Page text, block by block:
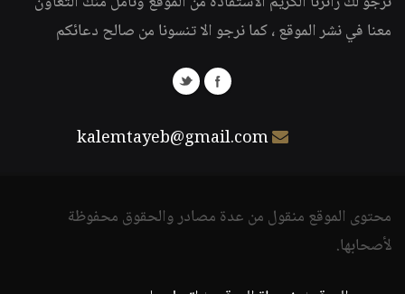
معنا في نشر الموقع ، كما نرجو الا تنسونا من صالح دعائكم
kalemtayeb@gmail.com
محتوى الموقع منقول من عدة مصادر والحقوق محفوظة
لأصحابها.